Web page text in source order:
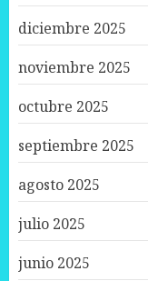
diciembre 2025
noviembre 2025
octubre 2025
septiembre 2025
agosto 2025
julio 2025
junio 2025